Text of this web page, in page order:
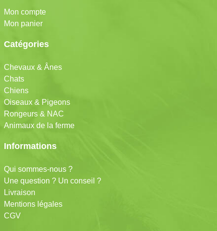
Mon compte
Mon panier
Catégories
Chevaux & Ânes
Chats
Chiens
Oiseaux & Pigeons
Rongeurs & NAC
Animaux de la ferme
Informations
Qui sommes-nous ?
Une question ? Un conseil ?
Livraison
Mentions légales
CGV